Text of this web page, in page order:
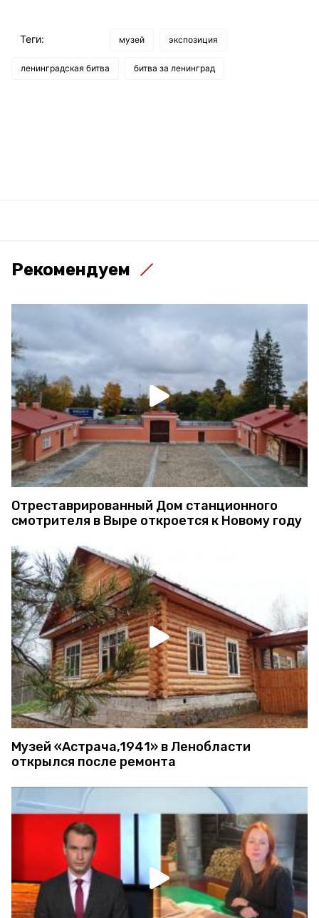
Теги: музей экспозиция
ленинградская битва битва за ленинград
Рекомендуем
Отреставрированный Дом станционного
смотрителя в Выре откроется к Новому году
Музей «Астрача,1941» в Ленобласти
открылся после ремонта